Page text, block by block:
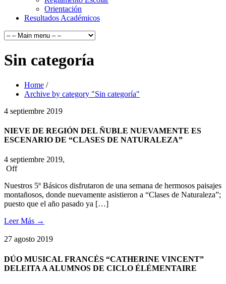
Orientación
Resultados Académicos
Sin categoría
Home /
Archive by category "Sin categoría"
4 septiembre 2019
NIEVE DE REGIÓN DEL ÑUBLE NUEVAMENTE ES
ESCENARIO DE “CLASES DE NATURALEZA”
4 septiembre 2019,
Off
Nuestros 5º Básicos disfrutaron de una semana de hermosos paisajes
montañosos, donde nuevamente asistieron a “Clases de Naturaleza”;
puesto que el año pasado ya […]
Leer Más →
27 agosto 2019
DÚO MUSICAL FRANCÉS “CATHERINE VINCENT”
DELEITA A ALUMNOS DE CICLO ÉLÉMENTAIRE